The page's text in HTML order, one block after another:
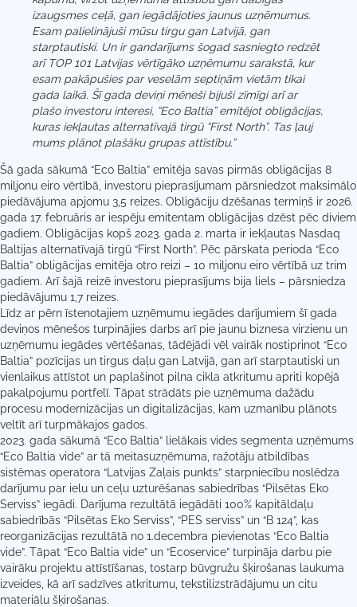
izaugsmes ceļā, gan iegādājoties jaunus uzņēmumus.
Esam palielinājuši mūsu tirgu gan Latvijā, gan
starptautiski. Un ir gandarījums šogad sasniegto redzēt
arī TOP 101 Latvijas vērtīgāko uzņēmumu sarakstā, kur
esam pakāpušies par veselām septiņām vietām tikai
gada laikā. Šī gada deviņi mēneši bijuši zīmīgi arī ar
plašo investoru interesi, “Eco Baltia” emitējot obligācijas,
kuras iekļautas alternatīvajā tirgū “First North”. Tas ļauj
mums plānot plašāku grupas attīstību.”
Šā gada sākumā “Eco Baltia” emitēja savas pirmās obligācijas 8
miljonu eiro vērtībā, investoru pieprasījumam pārsniedzot maksimālo
piedāvājuma apjomu 3,5 reizes. Obligāciju dzēšanas termiņš ir 2026.
gada 17. februāris ar iespēju emitentam obligācijas dzēst pēc diviem
gadiem. Obligācijas kopš 2023. gada 2. marta ir iekļautas Nasdaq
Baltijas alternatīvajā tirgū “First North”. Pēc pārskata perioda “Eco
Baltia” obligācijas emitēja otro reizi – 10 miljonu eiro vērtībā uz trim
gadiem. Arī šajā reizē investoru pieprasījums bija liels – pārsniedza
piedāvājumu 1,7 reizes.
Līdz ar pērn īstenotajiem uzņēmumu iegādes darījumiem šī gada
deviņos mēnešos turpinājies darbs arī pie jaunu biznesa virzienu un
uzņēmumu iegādes vērtēšanas, tādējādi vēl vairāk nostiprinot “Eco
Baltia” pozīcijas un tirgus daļu gan Latvijā, gan arī starptautiski un
vienlaikus attīstot un paplašinot pilna cikla atkritumu apriti kopējā
pakalpojumu portfelī. Tāpat strādāts pie uzņēmuma dažādu
procesu modernizācijas un digitalizācijas, kam uzmanību plānots
veltīt arī turpmākajos gados.
2023. gada sākumā “Eco Baltia” lielākais vides segmenta uzņēmums
“Eco Baltia vide” ar tā meitasuzņēmuma, ražotāju atbildības
sistēmas operatora “Latvijas Zaļais punkts” starpniecību noslēdza
darījumu par ielu un ceļu uzturēšanas sabiedrības “Pilsētas Eko
Serviss” iegādi. Darījuma rezultātā iegādāti 100% kapitāldaļu
sabiedrībās “Pilsētas Eko Serviss”, “PES serviss” un “B 124”, kas
reorganizācijas rezultātā no 1.decembra pievienotas “Eco Baltia
vide”. Tāpat “Eco Baltia vide” un “Ecoservice” turpināja darbu pie
vairāku projektu attīstīšanas, tostarp būvgružu šķirošanas laukuma
izveides, kā arī sadzīves atkritumu, tekstilizstrādājumu un citu
materiālu šķirošanas.